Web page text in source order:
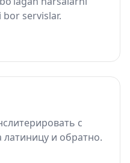
servislar.
с
латиницу и обратно.